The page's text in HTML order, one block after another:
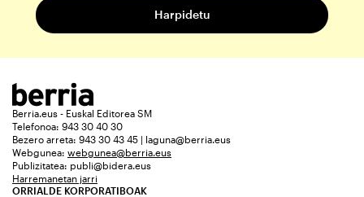
Berria.eus - Euskal Editorea SM
Telefonoa: 943 30 40 30
Bezero arreta: 943 30 43 45 | laguna@berria.eus
Webgunea: webgunea@berria.eus
Publizitatea: publi@bidera.eus
Harremanetan jarri
ORRIALDE KORPORATIBOAK